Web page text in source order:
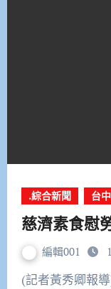
.綜合新聞 台
慈濟素食慰
編輯001
(記者黃秀卿